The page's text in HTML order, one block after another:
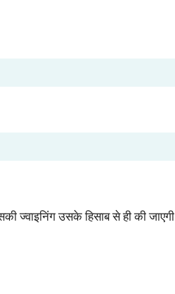
ज्वाइनिंग उसके हिसाब से ही की जाएगी